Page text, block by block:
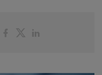
PartagerPartager